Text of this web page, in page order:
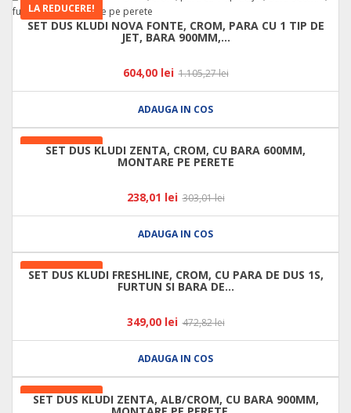
LA REDUCERE!
SET DUS KLUDI NOVA FONTE, CROM, PARA CU 1 TIP DE
JET, BARA 900MM,...
604,00 lei 1.105,27 lei
ADAUGA IN COS
LA REDUCERE!
SET DUS KLUDI ZENTA, CROM, CU BARA 600MM,
MONTARE PE PERETE
238,01 lei 303,01 lei
ADAUGA IN COS
LA REDUCERE!
SET DUS KLUDI FRESHLINE, CROM, CU PARA DE DUS 1S,
FURTUN SI BARA DE...
349,00 lei 472,82 lei
ADAUGA IN COS
LA REDUCERE!
SET DUS KLUDI ZENTA, ALB/CROM, CU BARA 900MM,